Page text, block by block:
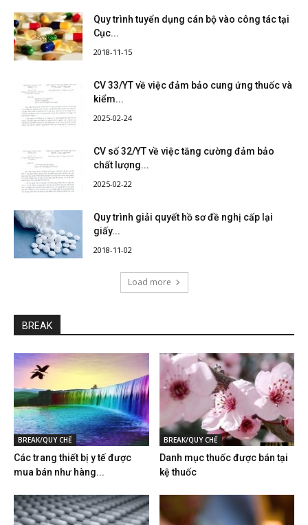
Quy trình tuyển dụng cán bộ vào công tác tại
Cục...
2018-11-15
CV 33/YT về việc đảm bảo cung ứng thuốc và
kiểm...
2025-02-24
CV số 32/YT về việc tăng cường đảm bảo
chất lượng...
2025-02-22
Quy trình giải quyết hồ sơ đề nghị cấp lại
giấy...
2018-11-02
Load more
BREAK
BREAK/QUY CHẾ
Các trang thiết bị y tế được
mua bán như hàng...
BREAK/QUY CHẾ
Danh mục thuốc được bán tại
kệ thuốc